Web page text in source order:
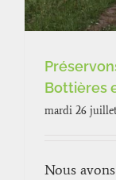
Bottières
mardi 26
Nous